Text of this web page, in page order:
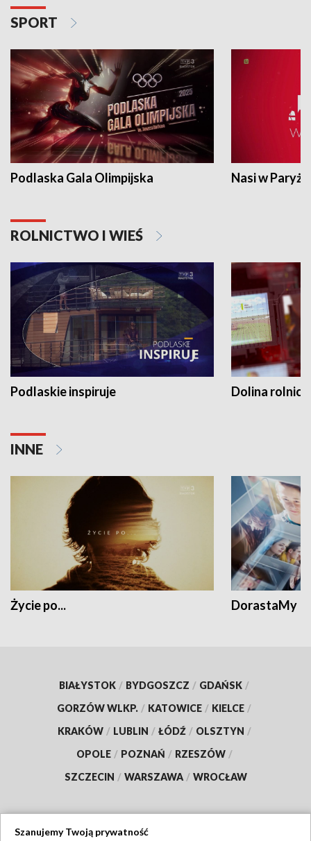
SPORT
Podlaska Gala Olimpijska Nasi w Paryżu
ROLNICTWO I WIEŚ
Podlaskie inspiruje Dolina
INNE
Życie po... DorastaMy
BIAŁYSTOK / BYDGOSZCZ / GDAŃSK /
GORZÓW WLKP. / KATOWICE / KIELCE /
KRAKÓW / LUBLIN / ŁÓDŹ / OLSZTYN /
OPOLE / POZNAŃ / RZESZÓW /
SZCZECIN / WARSZAWA / WROCŁAW
Szanujemy Twoją prywatność